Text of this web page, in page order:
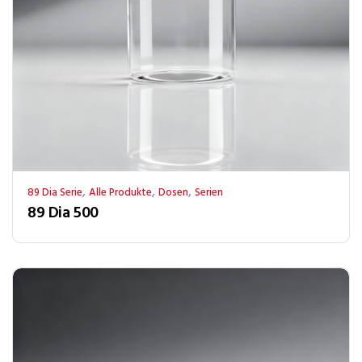
89 Dia Serie, Alle Produkte, Dosen, Serien
89 Dia 500